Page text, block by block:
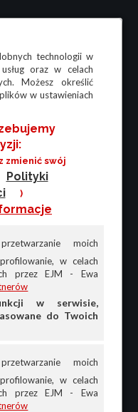
technologii w
oraz w celach
Możesz określić
w ustawieniach
zmienić swój
Polityki
)
moich
w celach
przez EJM - Ewa
w serwisie,
do Twoich
moich
w celach
przez EJM - Ewa